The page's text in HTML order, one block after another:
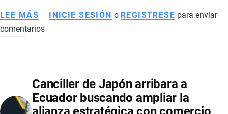
LEE MÁS SOBRE
COLOMBIA
DISPUTA
COMERCIAL:
MEDIDAS,
INICIE SESIÓN o REGISTRESE para enviar
comentarios
Canciller de Japón arribara a
Ecuador buscando ampliar la